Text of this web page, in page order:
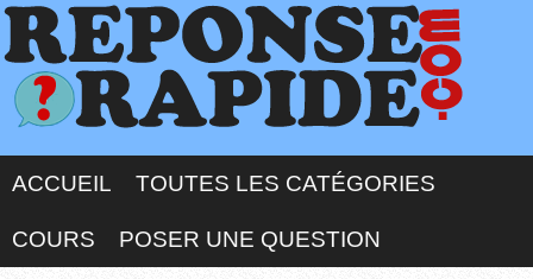
ACCUEIL TOUTES LES CATÉGORIES
COURS POSER UNE QUESTION